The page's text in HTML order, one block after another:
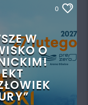
0
W
O